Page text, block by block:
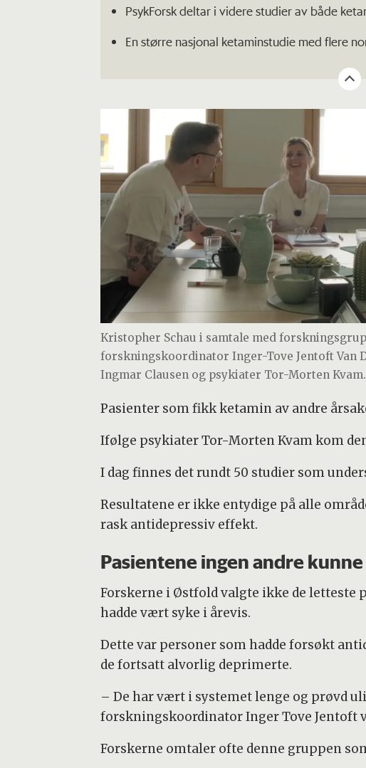
PsykForsk deltar i videre studier av både
En større nasjonal ketaminstudie med flere
Kristopher Schau i samtale med
forskningskoordinator Inger-Tove Jentoft Van
Ingmar Clausen og psykiater Tor-Morten Kvam.
Pasienter som fikk ketamin av andre
Ifølge psykiater Tor-Morten Kvam kom
I dag finnes det rundt 50 studier som
Resultatene er ikke entydige på alle
rask antidepressiv effekt.
Pasientene ingen andre
Forskerne i Østfold valgte ikke de letteste
hadde vært syke i årevis.
Dette var personer som hadde forsøkt
de fortsatt alvorlig deprimerte.
– De har vært i systemet lenge og prøvd
forskningskoordinator Inger Tove Jentoft
Forskerne omtaler ofte denne gruppen